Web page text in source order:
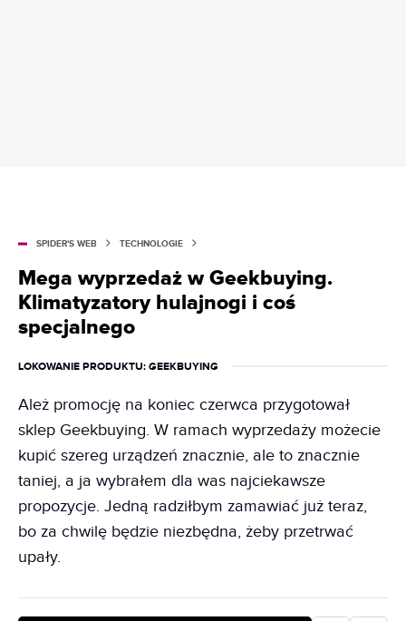
SPIDER'S WEB TECHNOLOGIE
Mega wyprzedaż w Geekbuying.
Klimatyzatory hulajnogi i coś
specjalnego
LOKOWANIE PRODUKTU: GEEKBUYING
Ależ promocję na koniec czerwca przygotował
sklep Geekbuying. W ramach wyprzedaży możecie
kupić szereg urządzeń znacznie, ale to znacznie
taniej, a ja wybrałem dla was najciekawsze
propozycje. Jedną radziłbym zamawiać już teraz,
bo za chwilę będzie niezbędna, żeby przetrwać
upały.